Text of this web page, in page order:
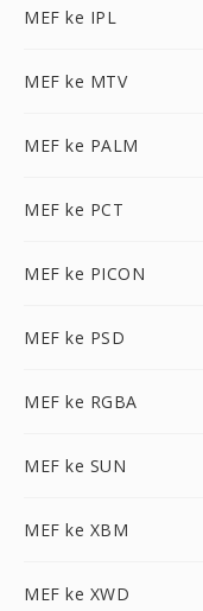
MEF ke IPL
MEF ke MTV
MEF ke PALM
MEF ke PCT
MEF ke PICON
MEF ke PSD
MEF ke RGBA
MEF ke SUN
MEF ke XBM
MEF ke XWD